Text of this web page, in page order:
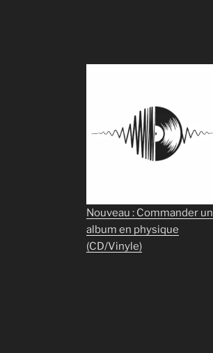
Nouveau : Commander un
album en physique
(CD/Vinyle)